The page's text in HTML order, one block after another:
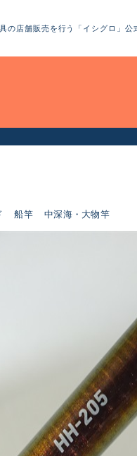
の店舗販売を行う「イシグロ」公
船竿 中深海・大物竿